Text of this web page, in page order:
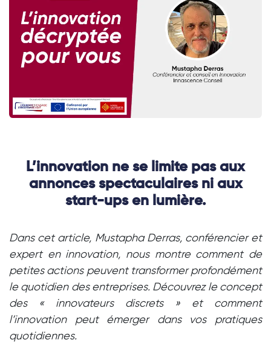
L’innovation ne se limite pas aux
annonces spectaculaires ni aux
start-ups en lumière.
Dans cet article, Mustapha Derras, conférencier et
expert en innovation, nous montre comment de
petites actions peuvent transformer profondément
le quotidien des entreprises. Découvrez le concept
des « innovateurs discrets » et comment
l’innovation peut émerger dans vos pratiques
quotidiennes.